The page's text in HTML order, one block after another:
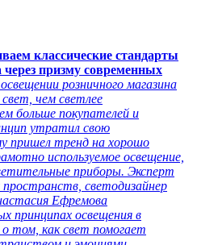
классические стандарты
через призму современных
розничного магазина
чем светлее
больше покупателей и
утратил свою
пришел тренд на хорошо
используемое освещение,
приборы. Эксперт
светодизайнер
Ефремова
принципах освещения в
том, как свет помогает